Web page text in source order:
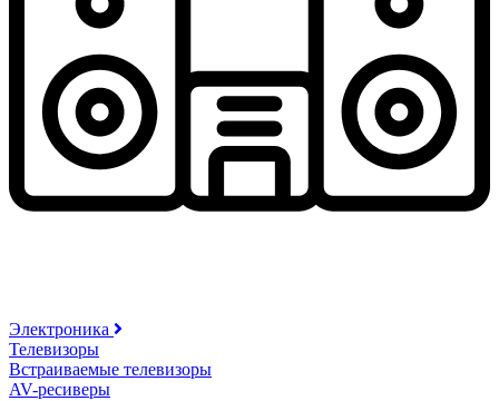
Электроника
Телевизоры
Встраиваемые телевизоры
AV-ресиверы